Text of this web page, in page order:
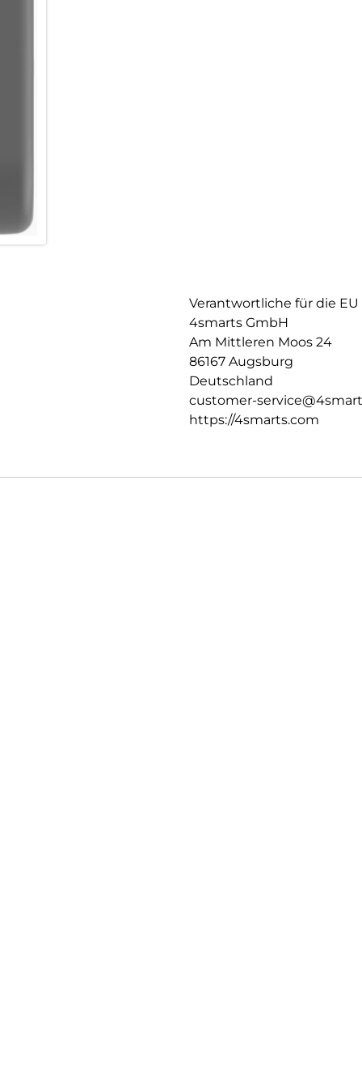
Verantwortliche für die EU
4smarts GmbH
Am Mittleren Moos 24
86167 Augsburg
Deutschland
customer-
https://4smarts.com